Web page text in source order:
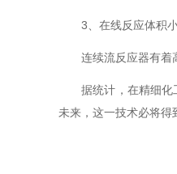
3、在线反应体积小
连续流反应器有着高
据统计，在精细化工
未来，这一技术必将得